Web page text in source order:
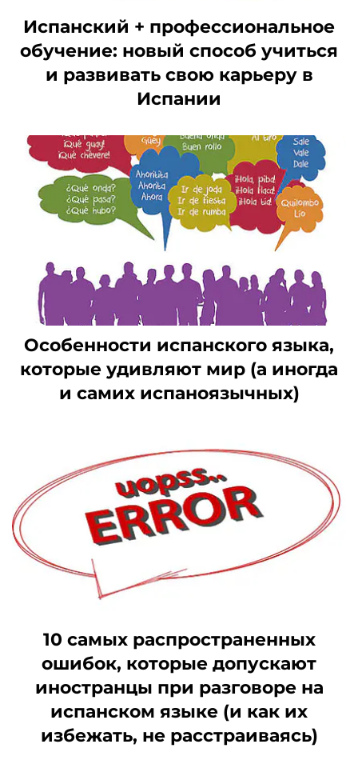
Испанский + профессиональное
обучение: новый способ учиться
и развивать свою карьеру в
Испании
Особенности испанского языка,
которые удивляют мир (а иногда
и самих испаноязычных)
10 самых распространенных
ошибок, которые допускают
иностранцы при разговоре на
испанском языке (и как их
избежать, не расстраиваясь)